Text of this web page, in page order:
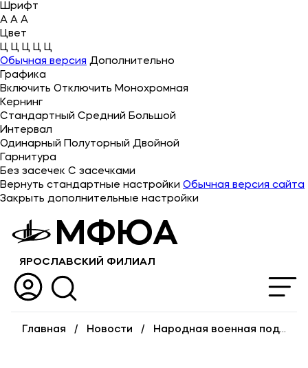
Шрифт
A A A
Цвет
Ц Ц Ц Ц Ц
Обычная версия Дополнительно
Графика
Включить Отключить Монохромная
Кернинг
Стандартный Средний Большой
Интервал
Одинарный Полуторный Двойной
Гарнитура
Без засечек С засечками
Вернуть стандартные настройки Обычная версия сайта
Закрыть дополнительные настройки
МФЮА
ЯРОСЛАВСКИЙ ФИЛИАЛ
Об университете
Лицензии и документы
Сведения об образовательной организации
Абитуриенту
Музейно-выставочный центр МФЮА
Наука
Противодействие терроризму и экстремизму
Абитуриентам
Студентам
Выпускникам
Карьера
Главная Новости Народная военная подготовка от Рокота!